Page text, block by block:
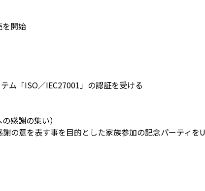
を開始
ム「ISO／IEC27001」の認証を受ける
感謝の集い）
の意を表す事を目的とした家族参加の記念パーティを